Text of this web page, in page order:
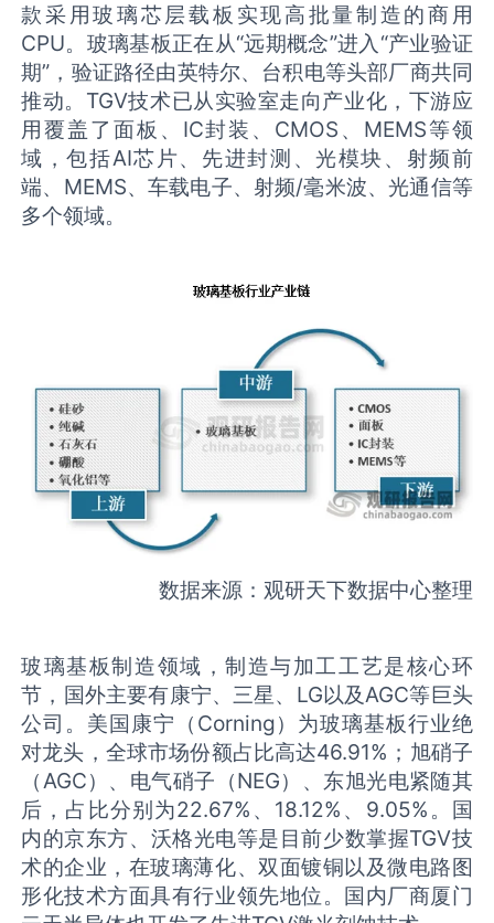
款采用玻璃芯层载板实现高批量制造的商用
CPU。玻璃基板正在从“远期概念”进入“产业验证
期”，验证路径由英特尔、台积电等头部厂商共同
推动。TGV技术已从实验室走向产业化，下游应
用覆盖了面板、IC封装、CMOS、MEMS等领
域，包括AI芯片、先进封测、光模块、射频前
端、MEMS、车载电子、射频/毫米波、光通信等
多个领域。
数据来源：观研天下数据中心整理
玻璃基板制造领域，制造与加工工艺是核心环
节，国外主要有康宁、三星、LG以及AGC等巨头
公司。美国康宁（Corning）为玻璃基板行业绝
对龙头，全球市场份额占比高达46.91%；旭硝子
（AGC）、电气硝子（NEG）、东旭光电紧随其
后，占比分别为22.67%、18.12%、9.05%。国
内的京东方、沃格光电等是目前少数掌握TGV技
术的企业，在玻璃薄化、双面镀铜以及微电路图
形化技术方面具有行业领先地位。国内厂商厦门